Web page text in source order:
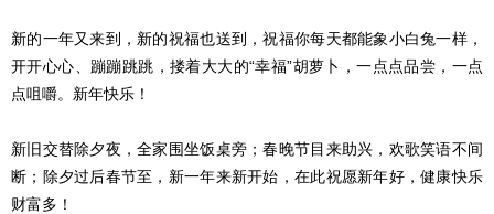
新的一年又来到，新的祝福也送到，祝福你每天都能象小白兔一样，
开开心心、蹦蹦跳跳，搂着大大的“幸福”胡萝卜，一点点品尝，一点
点咀嚼。新年快乐！
新旧交替除夕夜，全家围坐饭桌旁；春晚节目来助兴，欢歌笑语不间
断；除夕过后春节至，新一年来新开始，在此祝愿新年好，健康快乐
财富多！